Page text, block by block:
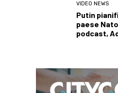
VIDEO NEWS
Putin
paese
podcast,